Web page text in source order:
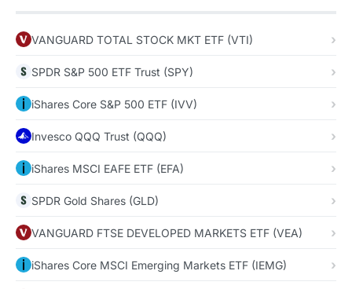
VANGUARD TOTAL STOCK MKT ETF (VTI)
SPDR S&P 500 ETF Trust (SPY)
iShares Core S&P 500 ETF (IVV)
Invesco QQQ Trust (QQQ)
iShares MSCI EAFE ETF (EFA)
SPDR Gold Shares (GLD)
VANGUARD FTSE DEVELOPED MARKETS ETF (VEA)
iShares Core MSCI Emerging Markets ETF (IEMG)